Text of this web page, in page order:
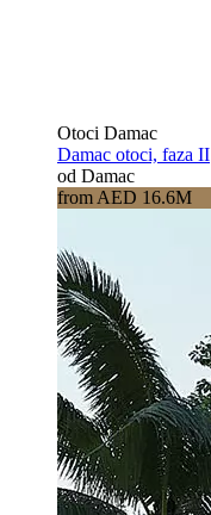
Otoci Damac
Damac otoci, faza II
od Damac
from AED 16.6M